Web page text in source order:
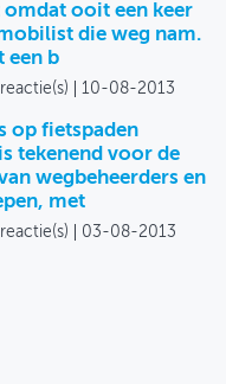
omdat ooit een keer
die weg nam.
een b
10-08-2013
op fietspaden
tekenend voor de
wegbeheerders en
met
03-08-2013